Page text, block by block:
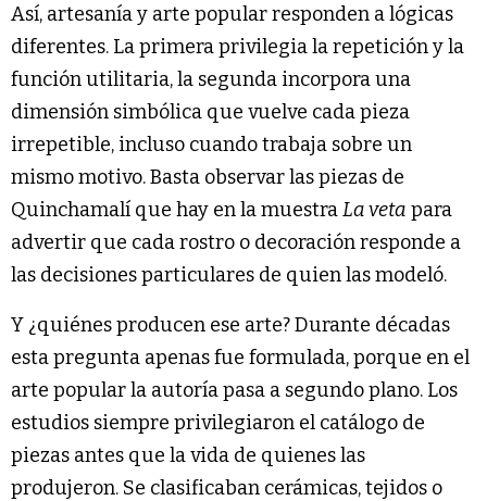
Así, artesanía y arte popular responden a lógicas
diferentes. La primera privilegia la repetición y la
función utilitaria, la segunda incorpora una
dimensión simbólica que vuelve cada pieza
irrepetible, incluso cuando trabaja sobre un
mismo motivo. Basta observar las piezas de
Quinchamalí que hay en la muestraLa veta para
advertir que cada rostro o decoración responde a
las decisiones particulares de quien las modeló.
Y ¿quiénes producen ese arte? Durante décadas
esta pregunta apenas fue formulada, porque en el
arte popular la autoría pasa a segundo plano. Los
estudios siempre privilegiaron el catálogo de
piezas antes que la vida de quienes las
produjeron. Se clasificaban cerámicas, tejidos o